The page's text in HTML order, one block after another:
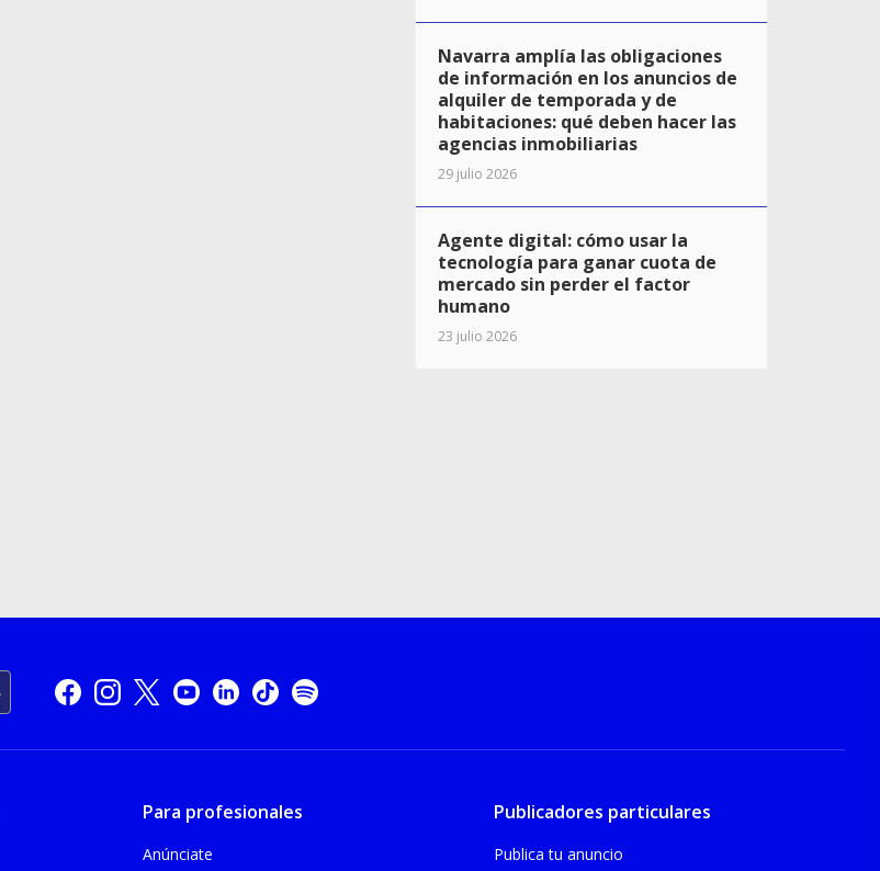
Navarra amplía las obligaciones
de información en los anuncios de
alquiler de temporada y de
habitaciones: qué deben hacer las
agencias inmobiliarias
29 julio 2026
Agente digital: cómo usar la
tecnología para ganar cuota de
mercado sin perder el factor
humano
23 julio 2026
Para profesionales
Anúnciate
Publicadores particulares
Publica tu anuncio